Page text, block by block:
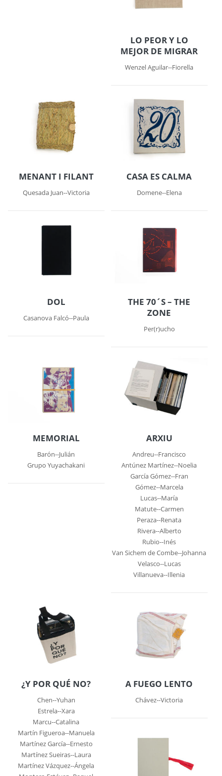
LO PEOR Y LO
MEJOR DE MIGRAR
Wenzel Aguilar--Fiorella
MENANT I FILANT
Quesada Juan--Victoria
CASA ES CALMA
Domene--Elena
DOL
Casanova Falcó--Paula
THE 70´S – THE
ZONE
Per(r)ucho
MEMORIAL
Barón--Julián
Grupo Yuyachakani
ARXIU
Andreu--Francisco
Antúnez Martínez--Noelia
García Gómez--Fran
Gómez--Marcela
Lucas--María
Matute--Carmen
Peraza--Renata
Rivera--Alberto
Rubio--Inés
Van Sichem de Combe--Johanna
Velasco--Lucas
Villanueva--Illenia
¿Y POR QUÉ NO?
Chen--Yuhan
Estrela--Xara
Marcu--Catalina
Martín Figueroa--Manuela
Martínez García--Ernesto
Martínez Sueiras--Laura
Martínez Vázquez--Ángela
A FUEGO LENTO
Chávez--Victoria